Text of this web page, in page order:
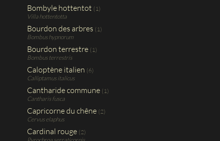
Bombyle hottentot (1)
Villa hottentotta
Bourdon des arbres (1)
Bombus hypnorum
Bourdon terrestre (1)
Bombus terrestris
Caloptène italien (6)
Calliptamus italicus
Cantharide commune (1)
Cantharis fusca
Capricorne du chêne (2)
Cervus elaphus
Cardinal rouge (2)